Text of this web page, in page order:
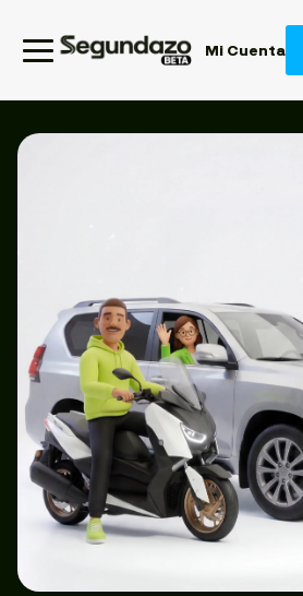
Mi Cuenta